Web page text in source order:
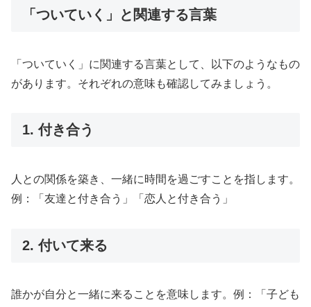
「ついていく」と関連する言葉
「ついていく」に関連する言葉として、以下のようなもの
があります。それぞれの意味も確認してみましょう。
1. 付き合う
人との関係を築き、一緒に時間を過ごすことを指します。
例：「友達と付き合う」「恋人と付き合う」
2. 付いて来る
誰かが自分と一緒に来ることを意味します。例：「子ども